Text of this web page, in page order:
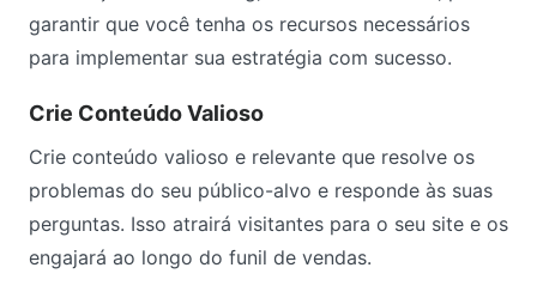
garantir que você tenha os recursos necessários
para implementar sua estratégia com sucesso.
Crie Conteúdo Valioso
Crie conteúdo valioso e relevante que resolve os
problemas do seu público-alvo e responde às suas
perguntas. Isso atrairá visitantes para o seu site e os
engajará ao longo do funil de vendas.